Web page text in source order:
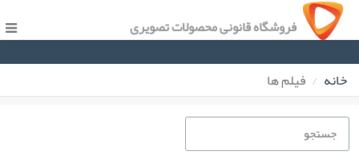
فروشگاه قانونی محصولات تصویری
خانه فیلم ها